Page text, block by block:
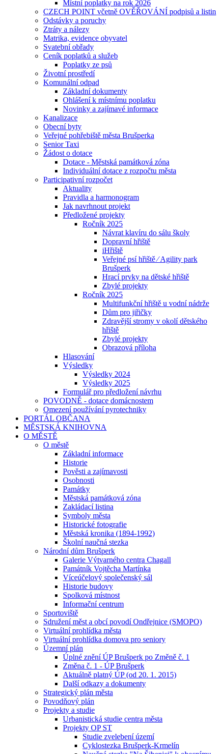
Místní poplatky na rok 2026
CZECH POINT včetně OVĚŘOVÁNÍ podpisů a listin
Odstávky a poruchy
Ztráty a nálezy
Matrika, evidence obyvatel
Svatební obřady
Ceník poplatků a služeb
Poplatky ze psů
Životní prostředí
Komunální odpad
Základní dokumenty
Ohlášení k místnímu poplatku
Novinky a zajímavé informace
Kanalizace
Obecní byty
Veřejné pohřebiště města Brušperka
Senior Taxi
Žádost o dotace
Dotace - Městská památková zóna
Individuální dotace z rozpočtu města
Participativní rozpočet
Aktuality
Pravidla a harmonogram
Jak navrhnout projekt
Předložené projekty
Ročník 2025
Návrat klavíru do sálu školy
Dopravní hřiště
iHřiště
Veřejné psí hřiště ⁄ Agility park
Brušperk
Hrací prvky na dětské hřiště
Zbylé projekty
Ročník 2025
Multifunkční hřiště u vodní nádrže
Dům pro jiřičky
Zdravější stromy v okolí dětského
hřiště
Zbylé projekty
Obrazová příloha
Hlasování
Výsledky
Výsledky 2024
Výsledky 2025
Formulář pro předložení návrhu
POVODNĚ - dotace domácnostem
Omezení používání pyrotechniky
PORTÁL OBČANA
MĚSTSKÁ KNIHOVNA
O MĚSTĚ
O městě
Základní informace
Historie
Pověsti a zajímavosti
Osobnosti
Památky
Městská památková zóna
Zakládací listina
Symboly města
Historické fotografie
Městská kronika (1894-1992)
Školní naučná stezka
Národní dům Brušperk
Galerie Výtvarného centra Chagall
Památník Vojtěcha Martínka
Víceúčelový společenský sál
Historie budovy
Spolková místnost
Informační centrum
Sportoviště
Sdružení měst a obcí povodí Ondřejnice (SMOPO)
Virtuální prohlídka města
Virtuální prohlídka domova pro seniory
Územní plán
Úplné znění ÚP Brušperk po Změně č. 1
Změna č. 1 - ÚP Brušperk
Aktuálně platný ÚP (od 20. 1. 2015)
Další odkazy a dokumenty
Strategický plán města
Povodňový plán
Projekty a studie
Urbanistická studie centra města
Projekty OP ST
Studie zvelebení území
Cyklostezka Brušperk-Krmelín